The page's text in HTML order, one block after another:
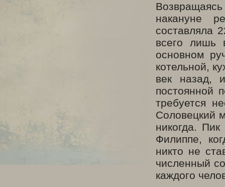
накануне
составляла
всего лишь
основном
котельной,
век назад,
постоянной
требуется
Соловецкий
никогда.
Филиппе,
никто не
численный
каждого